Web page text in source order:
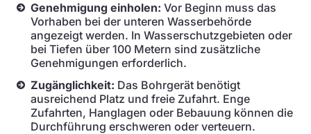
Genehmigung einholen: Vor Beginn muss das
Vorhaben bei der unteren Wasserbehörde
angezeigt werden. In Wasserschutzgebieten oder
bei Tiefen über 100 Metern sind zusätzliche
Genehmigungen erforderlich.
Zugänglichkeit: Das Bohrgerät benötigt
ausreichend Platz und freie Zufahrt. Enge
Zufahrten, Hanglagen oder Bebauung können die
Durchführung erschweren oder verteuern.